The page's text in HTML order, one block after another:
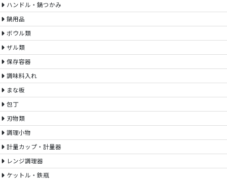
ハンドル・鍋つかみ
鍋用品
ボウル類
ザル類
保存容器
調味料入れ
まな板
包丁
刃物類
調理小物
計量カップ・計量器
レンジ調理器
ケットル・鉄瓶